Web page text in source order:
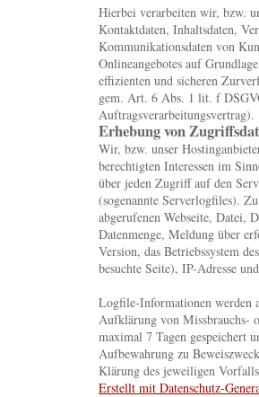
Hierbei verarbeiten wir, bzw.
Kontaktdaten, Inhaltsdaten,
Kommunikationsdaten von
Onlineangebotes auf
effizienten und sicheren
gem. Art. 6 Abs. 1 lit. f
Auftragsverarbeitungsvertrag).
Erhebung von
Wir, bzw. unser
berechtigten Interessen im
über jeden Zugriff auf den
(sogenannte Serverlogfiles).
abgerufenen Webseite, Datei,
Datenmenge, Meldung über
Version, das Betriebssystem
besuchte Seite), IP-Adresse
Logfile-Informationen werden
Aufklärung von Missbrauchs-
maximal 7 Tagen gespeichert
Aufbewahrung zu
Klärung des jeweiligen
Erstellt mit Datenschutz-